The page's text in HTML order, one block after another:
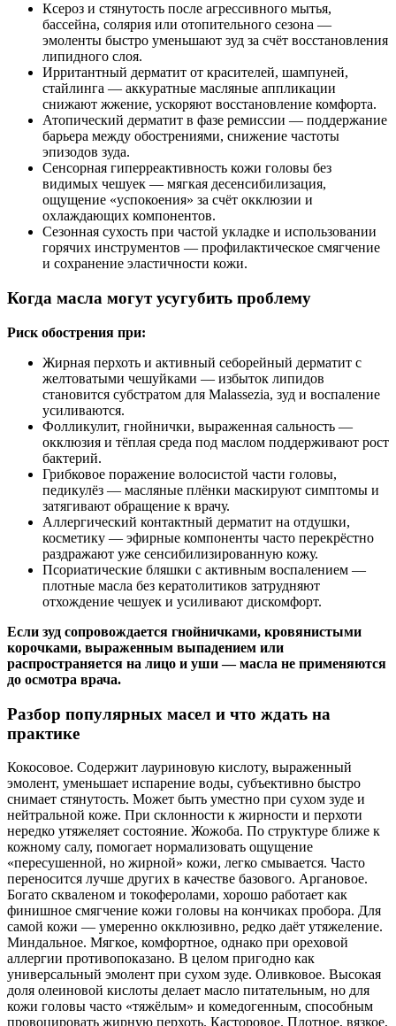
Ксероз и стянутость после агрессивного мытья,
бассейна, солярия или отопительного сезона —
эмоленты быстро уменьшают зуд за счёт восстановления
липидного слоя.
Ирритантный дерматит от красителей, шампуней,
стайлинга — аккуратные масляные аппликации
снижают жжение, ускоряют восстановление комфорта.
Атопический дерматит в фазе ремиссии — поддержание
барьера между обострениями, снижение частоты
эпизодов зуда.
Сенсорная гиперреактивность кожи головы без
видимых чешуек — мягкая десенсибилизация,
ощущение «успокоения» за счёт окклюзии и
охлаждающих компонентов.
Сезонная сухость при частой укладке и использовании
горячих инструментов — профилактическое смягчение
и сохранение эластичности кожи.
Когда масла могут усугубить проблему
Риск обострения при:
Жирная перхоть и активный себорейный дерматит с
желтоватыми чешуйками — избыток липидов
становится субстратом для Malassezia, зуд и воспаление
усиливаются.
Фолликулит, гнойнички, выраженная сальность —
окклюзия и тёплая среда под маслом поддерживают рост
бактерий.
Грибковое поражение волосистой части головы,
педикулёз — масляные плёнки маскируют симптомы и
затягивают обращение к врачу.
Аллергический контактный дерматит на отдушки,
косметику — эфирные компоненты часто перекрёстно
раздражают уже сенсибилизированную кожу.
Псориатические бляшки с активным воспалением —
плотные масла без кератолитиков затрудняют
отхождение чешуек и усиливают дискомфорт.
Если зуд сопровождается гнойничками, кровянистыми
корочками, выраженным выпадением или
распространяется на лицо и уши — масла не применяются
до осмотра врача.
Разбор популярных масел и что ждать на
практике
Кокосовое. Содержит лауриновую кислоту, выраженный
эмолент, уменьшает испарение воды, субъективно быстро
снимает стянутость. Может быть уместно при сухом зуде и
нейтральной коже. При склонности к жирности и перхоти
нередко утяжеляет состояние. Жожоба. По структуре ближе к
кожному салу, помогает нормализовать ощущение
«пересушенной, но жирной» кожи, легко смывается. Часто
переносится лучше других в качестве базового. Аргановое.
Богато скваленом и токоферолами, хорошо работает как
финишное смягчение кожи головы на кончиках пробора. Для
самой кожи — умеренно окклюзивно, редко даёт утяжеление.
Миндальное. Мягкое, комфортное, однако при ореховой
аллергии противопоказано. В целом пригодно как
универсальный эмолент при сухом зуде. Оливковое. Высокая
доля олеиновой кислоты делает масло питательным, но для
кожи головы часто «тяжёлым» и комедогенным, способным
провоцировать жирную перхоть. Касторовое. Плотное, вязкое,